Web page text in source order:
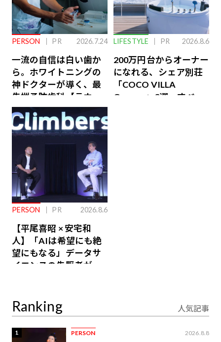
PERSON PR 2026.7.24
一流の自信は白い歯か
ら。ホワイトニングの
神ドクターが導く、最
先端予防歯科【ラウン
ジ会員特典あり】
LIFESTYLE PR 2026.8.6
200万円台からオーナー
になれる、シェア別荘
「COCO VILLA
Owners」3選。すべて
PERSON PR 2026.8.6
【平尾喜昭 × 安宅和
人】「AIは希望にも絶
望にもなる」データサ
イエンスの先駆者が語
Ranking 人気記事
1 PERSON 2026.8.8